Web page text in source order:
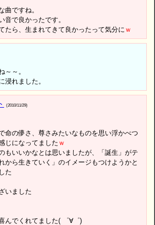
曲ですね。
音で良かったです。
たら、生まれてきて良かったって気分に ｗ
～～。
浸れました。
(2010/11/29)
命の儚さ、尊さみたいなものを思い浮かべつ
じになってました ｗ
もいいかなとは思いましたが、「誕生」がテ
から生きていく」のイメージもつけようかと
た
いました
んでくれてました( ゜∀゜)